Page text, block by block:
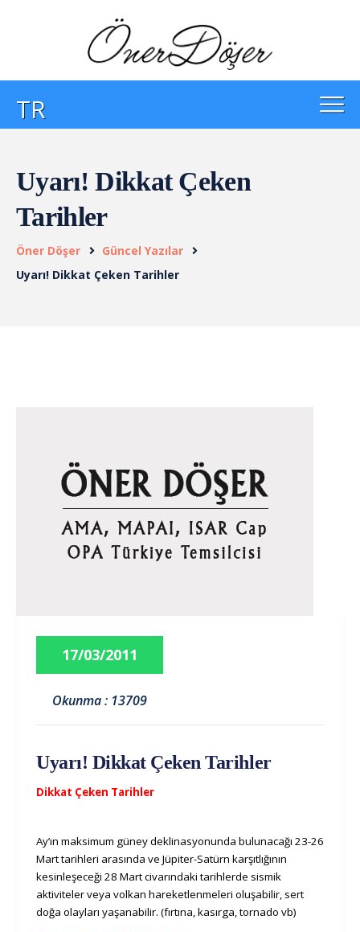
TR
Uyarı! Dikkat Çeken
Tarihler
Öner Döşer
Güncel Yazılar
Uyarı! Dikkat Çeken Tarihler
17/03/2011
Okunma : 13709
Uyarı! Dikkat Çeken Tarihler
Dikkat Çeken Tarihler
Ay’ın maksimum güney deklinasyonunda bulunacağı 23-26
Mart tarihleri arasında ve Jüpiter-Satürn karşıtlığının
kesinleşeceği 28 Mart civarındaki tarihlerde sismik
aktiviteler veya volkan hareketlenmeleri oluşabilir, sert
doğa olayları yaşanabilir. (fırtına, kasırga, tornado vb)